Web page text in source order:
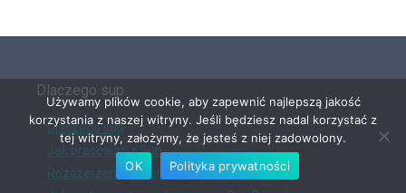
Dlaczego sup
Dlaczego sup
Jak pracować z Sup
Rozszerzenie Chrome
Używamy plików cookie, aby zapewnić najlepszą jakość
korzystania z naszej witryny. Jeśli będziesz nadal korzystać z
tej witryny, założymy, że jesteś z niej zadowolony.
OK
Polityka prywatności